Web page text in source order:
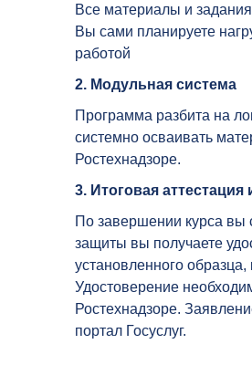
Все материалы и
Вы сами планируете
работой
2. Модульная система
Программа разбита на
системно осваивать
Ростехнадзоре.
3. Итоговая
По завершении курса вы
защиты вы получаете
установленного
Удостоверение
Ростехнадзоре.
портал Госуслуг.